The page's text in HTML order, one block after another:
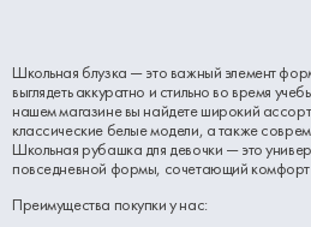
Школьная блузка — это важный элемент
выглядеть аккуратно и стильно во время
нашем магазине вы найдете широкий
классические белые модели, а также
Школьная рубашка для девочки — это
повседневной формы, сочетающий комфорт
Преимущества покупки у нас: